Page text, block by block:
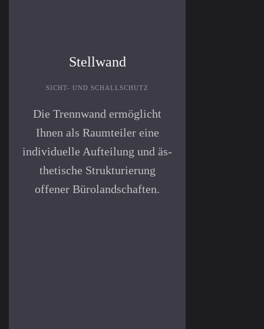
Stellwand
SICHT- UND SCHALLSCHUTZ
Die Trenn­wand er­mög­licht
Ihnen als Raum­teiler eine
indivi­duelle Auf­teilung und äs­
the­tische Struktu­rierung
offener Büro­land­schaften.